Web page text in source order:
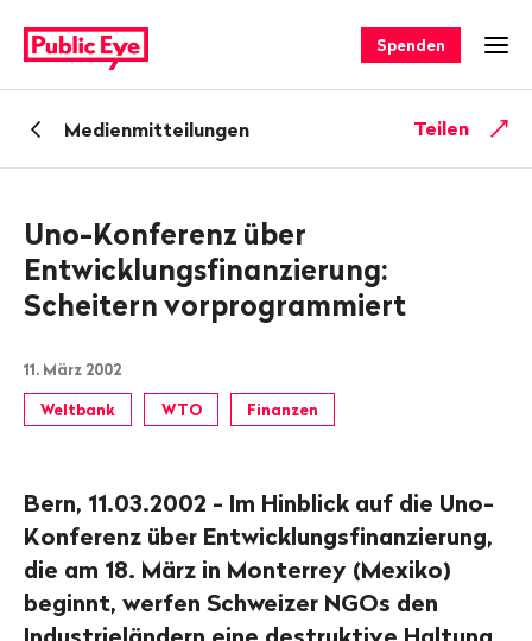
auf
publiceye.ch
Spenden
ZurückMedienmitteilungen Teilen
Uno-Konferenz über
Entwicklungsfinanzierung:
Scheitern vorprogrammiert
11. März 2002
Weltbank WTO Finanzen
Bern, 11.03.2002 - Im Hinblick auf die Uno-
Konferenz über Entwicklungsfinanzierung,
die am 18. März in Monterrey (Mexiko)
beginnt, werfen Schweizer NGOs den